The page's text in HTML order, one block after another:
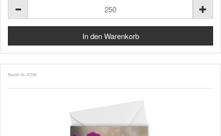
Bestell-Nr. 47240